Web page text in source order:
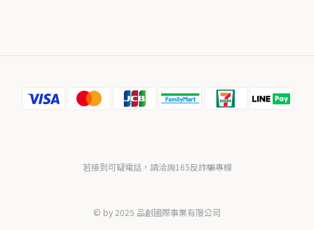
若接到可疑電話，請洽詢165反詐騙專線
© by 2025 品創國際事業有限公司